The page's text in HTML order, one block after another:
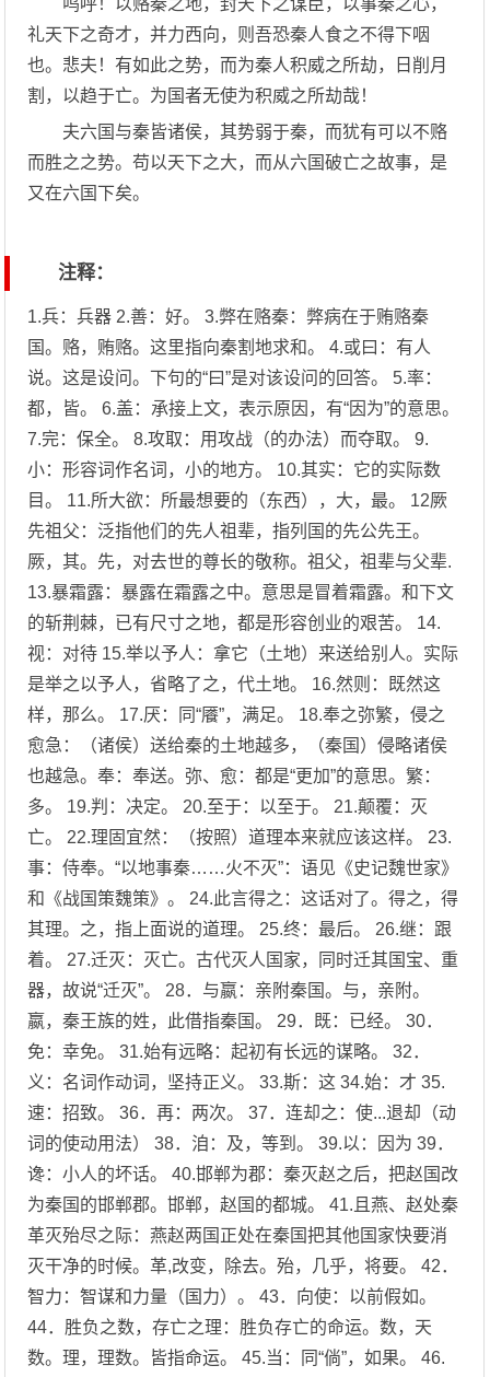
呜呼！以赂秦之地，封天下之谋臣，以事秦之心，
礼天下之奇才，并力西向，则吾恐秦人食之不得下咽
也。悲夫！有如此之势，而为秦人积威之所劫，日削月
割，以趋于亡。为国者无使为积威之所劫哉！
夫六国与秦皆诸侯，其势弱于秦，而犹有可以不赂
而胜之之势。苟以天下之大，而从六国破亡之故事，是
又在六国下矣。
注释：
1.兵：兵器 2.善：好。 3.弊在赂秦：弊病在于贿赂秦
国。赂，贿赂。这里指向秦割地求和。 4.或曰：有人
说。这是设问。下句的“曰”是对该设问的回答。 5.率：
都，皆。 6.盖：承接上文，表示原因，有“因为”的意思。
7.完：保全。 8.攻取：用攻战（的办法）而夺取。 9.
小：形容词作名词，小的地方。 10.其实：它的实际数
目。 11.所大欲：所最想要的（东西），大，最。 12厥
先祖父：泛指他们的先人祖辈，指列国的先公先王。
厥，其。先，对去世的尊长的敬称。祖父，祖辈与父辈.
13.暴霜露：暴露在霜露之中。意思是冒着霜露。和下文
的斩荆棘，已有尺寸之地，都是形容创业的艰苦。 14.
视：对待 15.举以予人：拿它（土地）来送给别人。实际
是举之以予人，省略了之，代土地。 16.然则：既然这
样，那么。 17.厌：同“餍”，满足。 18.奉之弥繁，侵之
愈急：（诸侯）送给秦的土地越多，（秦国）侵略诸侯
也越急。奉：奉送。弥、愈：都是“更加”的意思。繁：
多。 19.判：决定。 20.至于：以至于。 21.颠覆：灭
亡。 22.理固宜然：（按照）道理本来就应该这样。 23.
事：侍奉。“以地事秦……火不灭”：语见《史记魏世家》
和《战国策魏策》。 24.此言得之：这话对了。得之，得
其理。之，指上面说的道理。 25.终：最后。 26.继：跟
着。 27.迁灭：灭亡。古代灭人国家，同时迁其国宝、重
器，故说“迁灭”。 28．与嬴：亲附秦国。与，亲附。
嬴，秦王族的姓，此借指秦国。 29．既：已经。 30．
免：幸免。 31.始有远略：起初有长远的谋略。 32．
义：名词作动词，坚持正义。 33.斯：这 34.始：才 35.
速：招致。 36．再：两次。 37．连却之：使...退却（动
词的使动用法） 38．洎：及，等到。 39.以：因为 39．
谗：小人的坏话。 40.邯郸为郡：秦灭赵之后，把赵国改
为秦国的邯郸郡。邯郸，赵国的都城。 41.且燕、赵处秦
革灭殆尽之际：燕赵两国正处在秦国把其他国家快要消
灭干净的时候。革,改变，除去。殆，几乎，将要。 42．
智力：智谋和力量（国力）。 43．向使：以前假如。
44．胜负之数，存亡之理：胜负存亡的命运。数，天
数。理，理数。皆指命运。 45.当：同“倘”，如果。 46.